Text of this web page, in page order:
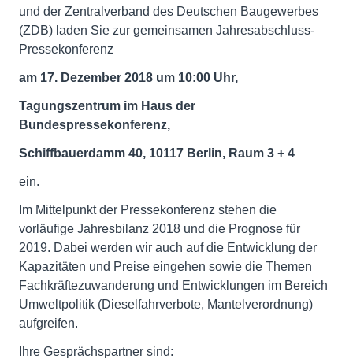
und der Zentralverband des Deutschen Baugewerbes
(ZDB) laden Sie zur gemeinsamen Jahresabschluss-
Pressekonferenz
am 17. Dezember 2018 um 10:00 Uhr,
Tagungszentrum im Haus der
Bundespressekonferenz,
Schiffbauerdamm 40, 10117 Berlin, Raum 3 + 4
ein.
Im Mittelpunkt der Pressekonferenz stehen die
vorläufige Jahresbilanz 2018 und die Prognose für
2019. Dabei werden wir auch auf die Entwicklung der
Kapazitäten und Preise eingehen sowie die Themen
Fachkräftezuwanderung und Entwicklungen im Bereich
Umweltpolitik (Dieselfahrverbote, Mantelverordnung)
aufgreifen.
Ihre Gesprächspartner sind: